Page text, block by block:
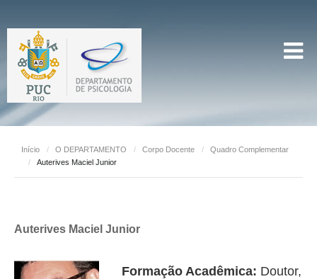
Início / O DEPARTAMENTO / Corpo Docente /
Quadro Complementar
/
Auterives Maciel Junior
Auterives Maciel Junior
Formação Acadêmica: Doutor,